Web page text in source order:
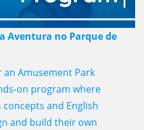
Aventura no Parque de
an Amusement Park
on program where
and English
and build their own